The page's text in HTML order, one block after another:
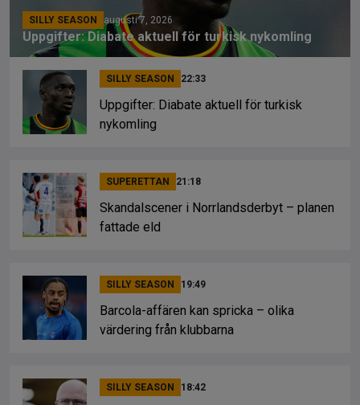
SILLY SEASON augusti 7, 2026
Uppgifter: Diabate aktuell för turkisk nykomling
SILLY SEASON 22:33
Uppgifter: Diabate aktuell för turkisk
nykomling
SUPERETTAN 21:18
Skandalscener i Norrlandsderbyt – planen
fattade eld
SILLY SEASON 19:49
Barcola-affären kan spricka – olika
värdering från klubbarna
SILLY SEASON 18:42